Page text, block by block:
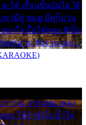
ะได้ เลื่อนขั้นบันได ได้
เขามีคู่ ซมดู มีคู่ก็ม่วน
แก่ใจ มื้อใด๋หนอ สิเป็น
นทรมาน จับจาน เอย…
ารุณ จากแฟน เพลง
ลง ให้กำลังใจ น้ำใจ